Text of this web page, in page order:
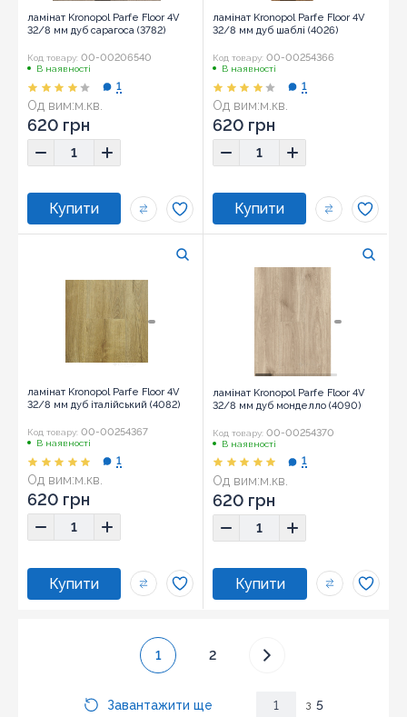
ламінат Kronopol Parfe Floor 4V
32/8 мм дуб сарагоса (3782)
Код товару: 00-00206540
В наявності
Од вим:м.кв.
1
620 грн
ламінат Kronopol Parfe Floor 4V
32/8 мм дуб шаблі (4026)
Код товару: 00-00254366
В наявності
Од вим:м.кв.
1
620 грн
ламінат Kronopol Parfe Floor 4V
32/8 мм дуб італійський (4082)
Код товару: 00-00254367
В наявності
Од вим:м.кв.
1
620 грн
ламінат Kronopol Parfe Floor 4V
32/8 мм дуб монделло (4090)
Код товару: 00-00254370
В наявності
Од вим:м.кв.
1
620 грн
Завантажити ще
1 2
1 з 5